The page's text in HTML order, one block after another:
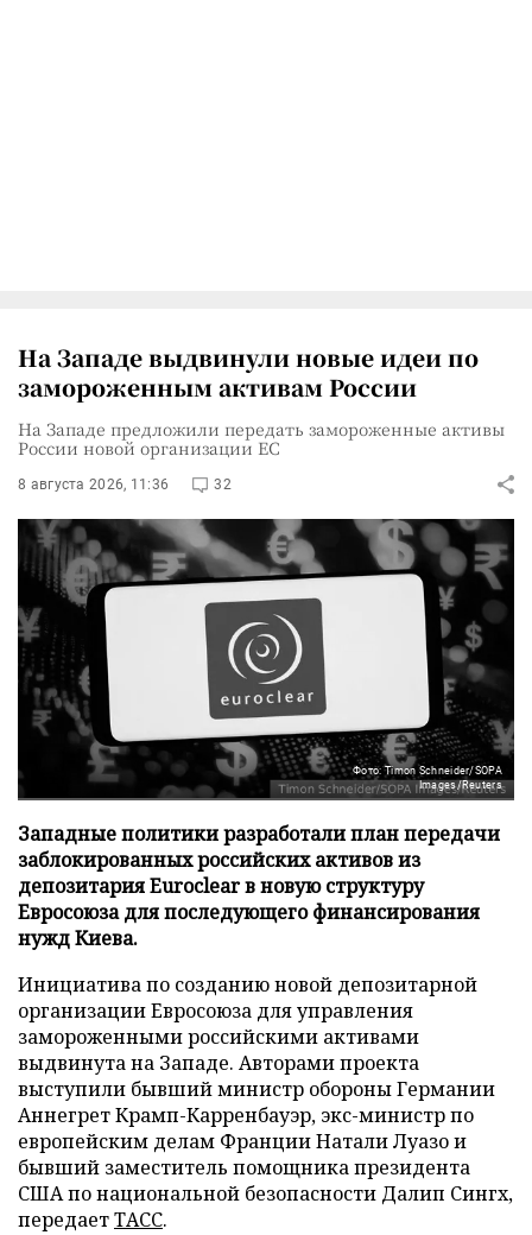
На Западе выдвинули новые идеи по
замороженным активам России
На Западе предложили передать замороженные активы
России новой организации ЕС
8 августа 2026, 11:36 32
Фото: Timon Schneider/SOPA
Images/Reuters
Западные политики разработали план передачи
заблокированных российских активов из
депозитария Euroclear в новую структуру
Евросоюза для последующего финансирования
нужд Киева.
Инициатива по созданию новой депозитарной
организации Евросоюза для управления
замороженными российскими активами
выдвинута на Западе. Авторами проекта
выступили бывший министр обороны Германии
Аннегрет Крамп-Карренбауэр, экс-министр по
европейским делам Франции Натали Луазо и
бывший заместитель помощника президента
США по национальной безопасности Далип Сингх,
передаетТАСС.